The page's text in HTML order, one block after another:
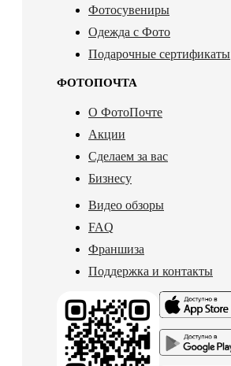
Фотосувениры
Одежда с Фото
Подарочные сертификаты
ФОТОПОЧТА
О ФотоПочте
Акции
Сделаем за вас
Бизнесу
Видео обзоры
FAQ
Франшиза
Поддержка и контакты